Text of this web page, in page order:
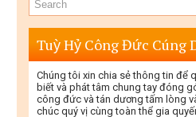
Tuỳ Hỷ Công Đức Cúng
Chúng tôi xin chia sẻ thông tin để
biết và phát tâm chung tay đóng
công đức và tán dương tấm lòng
chúc quý vị cùng toàn thể gia